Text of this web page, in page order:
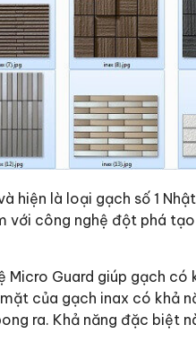
hiện là loại gạch số 1
với công nghệ đột phá
Guard giúp gạch có
của gạch inax có khả
ra. Khả năng đặc biệt